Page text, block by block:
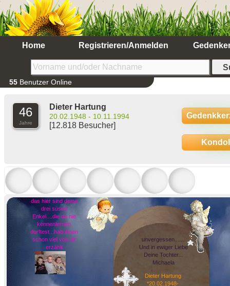
Home Registrieren/Anmelden
55 Benutzer Online
46
Jahre
Dieter Hartung
20.02.1948 - 10.11.1994
[12.818 Besucher]
Dieter Hartung
*20.02.1948-
unvergessen.......
Und in ewiger Liebe
Deine Tochter...
Michaela
das hier sind deine
drei süsen
Enkel....die du nie
kennenlernen
durftest...hab ihnen
schon viel von dir
erzählt